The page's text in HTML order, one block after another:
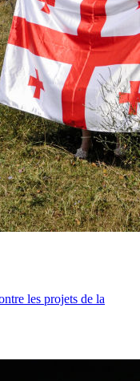
les projets de la